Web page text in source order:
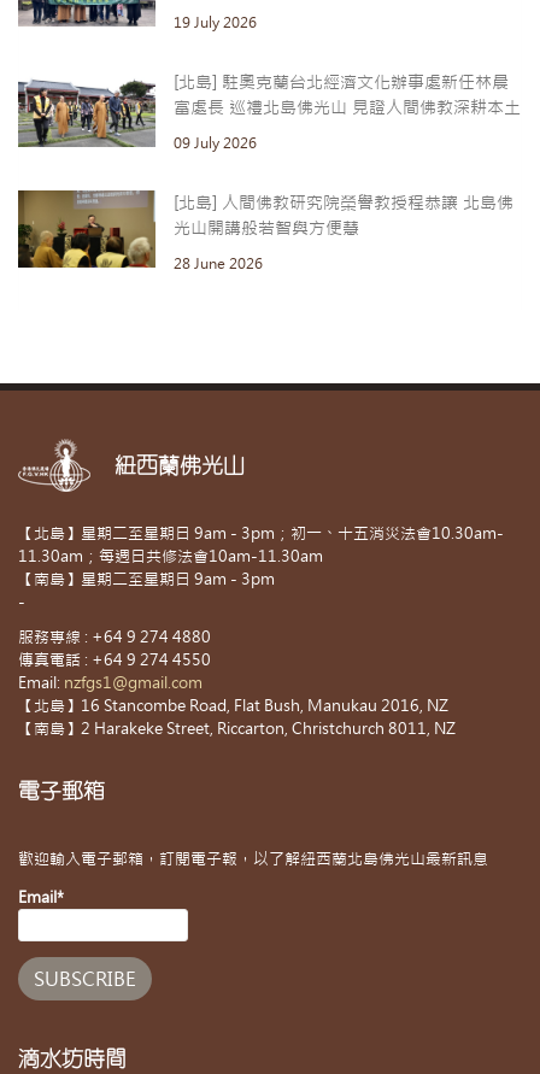
19 July 2026
[北島] 駐奧克蘭台北經濟文化辦事處新任林晨
富處長 巡禮北島佛光山 見證人間佛教深耕本土
09 July 2026
[北島] 人間佛教研究院榮譽教授程恭讓 北島佛
光山開講般若智與方便慧
28 June 2026
紐西蘭佛光山
【北島】星期二至星期日 9am - 3pm；初一、十五消災法會10.30am-
11.30am；每週日共修法會10am-11.30am
【南島】星期二至星期日 9am - 3pm
-
服務專線 : +64 9 274 4880
傳真電話 : +64 9 274 4550
Email: nzfgs1@gmail.com
【北島】16 Stancombe Road, Flat Bush, Manukau 2016, NZ
【南島】2 Harakeke Street, Riccarton, Christchurch 8011, NZ
電子郵箱
歡迎輸入電子郵箱，訂閱電子報，以了解紐西蘭北島佛光山最新訊息
Email*
滴水坊時間